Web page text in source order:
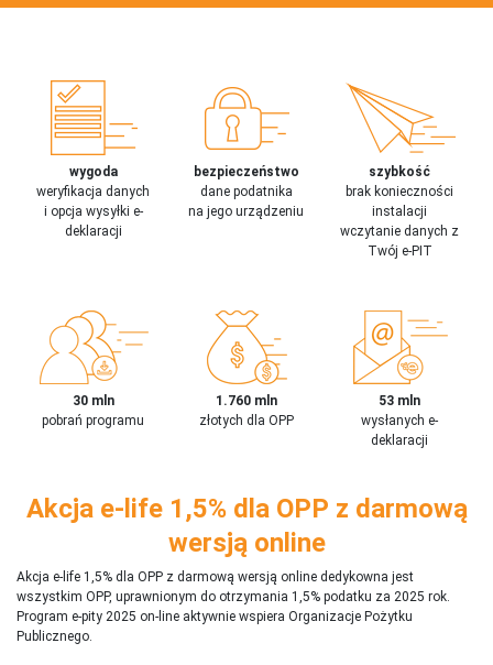
wygoda
weryfikacja danych
i opcja wysyłki e-
deklaracji
bezpieczeństwo
dane podatnika
na jego urządzeniu
szybkość
brak konieczności
instalacji
wczytanie danych z
Twój e-PIT
30 mln
pobrań programu
1.760 mln
złotych dla OPP
53 mln
wysłanych e-
deklaracji
Akcja e-life 1,5% dla OPP z darmową
wersją online
Akcja e-life 1,5% dla OPP z darmową wersją online dedykowna jest
wszystkim OPP, uprawnionym do otrzymania 1,5% podatku za 2025 rok.
Program e-pity 2025 on-line aktywnie wspiera Organizacje Pożytku
Publicznego.